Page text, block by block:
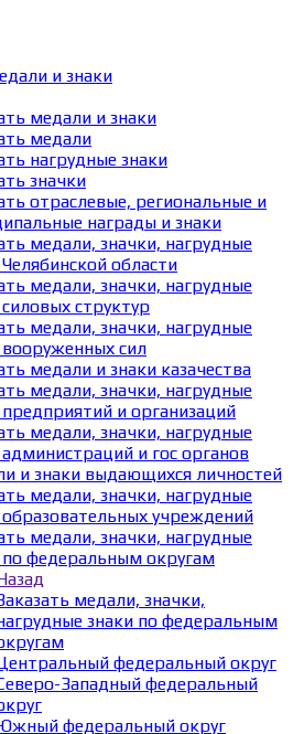
и знаки
медали и знаки
медали
нагрудные знаки
значки
отраслевые, региональные и
награды и знаки
медали, значки, нагрудные
области
медали, значки, нагрудные
структур
медали, значки, нагрудные
вооруженных сил
медали и знаки казачества
медали, значки, нагрудные
предприятий и организаций
медали, значки, нагрудные
и гос органов
и знаки выдающихся личностей
медали, значки, нагрудные
образовательных учреждений
медали, значки, нагрудные
по федеральным округам
медали, значки,
знаки по федеральным
федеральный округ
Западный федеральный
федеральный округ